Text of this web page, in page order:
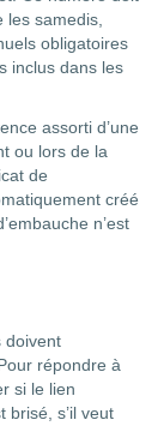
samedis,
obligatoires
inclus dans les
assorti d’une
ou lors de la
de
créé
n’est
doivent
répondre à
si le lien
brisé, s’il veut